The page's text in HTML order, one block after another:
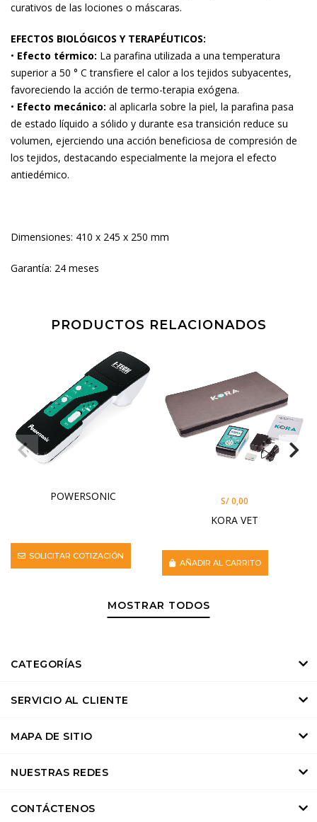
curativos de las lociones o máscaras.
EFECTOS BIOLÓGICOS Y TERAPÉUTICOS:
• Efecto térmico: La parafina utilizada a una temperatura
superior a 50 ° C transfiere el calor a los tejidos subyacentes,
favoreciendo la acción de termo-terapia exógena.
• Efecto mecánico: al aplicarla sobre la piel, la parafina pasa
de estado líquido a sólido y durante esa transición reduce su
volumen, ejerciendo una acción beneficiosa de compresión de
los tejidos, destacando especialmente la mejora el efecto
antiedémico.
Dimensiones: 410 x 245 x 250 mm
Garantía: 24 meses
PRODUCTOS RELACIONADOS
POWERSONIC
SOLICITAR COTIZACIÓN
KORA VET
S/ 0,00
AÑADIR AL CARRITO
MOSTRAR TODOS
CATEGORÍAS
SERVICIO AL CLIENTE
MAPA DE SITIO
NUESTRAS REDES
CONTÁCTENOS